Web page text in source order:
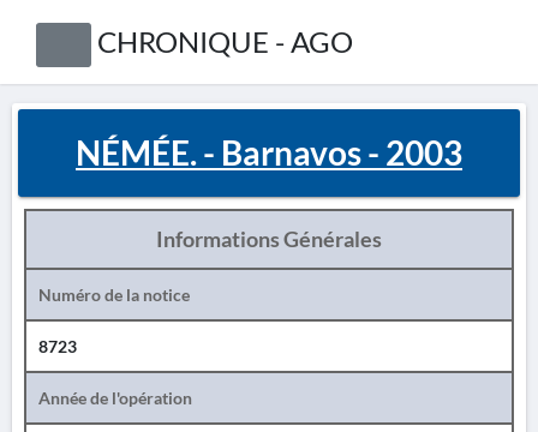
CHRONIQUE - AGO
NÉMÉE. - Barnavos - 2003
Informations Générales
Numéro de la notice
8723
Année de l'opération